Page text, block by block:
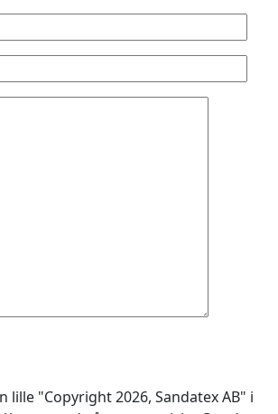
lille "Copyright 2026, Sandatex AB" i